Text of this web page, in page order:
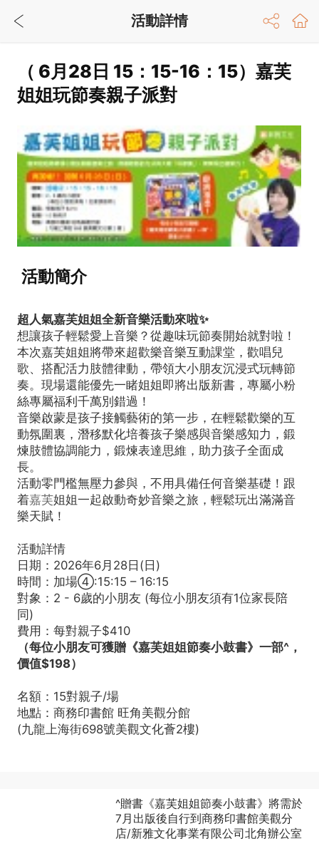
（ 6月28日 15：15-16：15）嘉芙
姐姐玩節奏親子派對
活動簡介
超人氣嘉芙姐姐全新音樂活動來啦✨
想讓孩子輕鬆愛上音樂？從趣味玩節奏開始就對啦！
本次嘉芙姐姐將帶來超歡樂音樂互動課堂，歡唱兒
歌、搭配活力肢體律動，帶領大小朋友沉浸式玩轉節
奏。現場還能優先一睹姐姐即將出版新書，專屬小粉
絲專屬福利千萬別錯過！
音樂啟蒙是孩子接觸藝術的第一步，在輕鬆歡樂的互
動氛圍裏，潛移默化培養孩子樂感與音樂感知力，鍛
煉肢體協調能力，鍛煉表達思維，助力孩子全面成
長。
活動零門檻無壓力參與，不用具備任何音樂基礎！跟
着嘉芙姐姐一起啟動奇妙音樂之旅，輕鬆玩出滿滿音
樂天賦！
活動詳情
日期：2026年6月28日(日)
時間：加場④:15:15 – 16:15
對象：2 - 6歲的小朋友 (每位小朋友須有1位家長陪
同)
費用：每對親子$410
（每位小朋友可獲贈《嘉芙姐姐節奏小鼓書》一部^，
價值$198）
名額：15對親子/場
地點：商務印書館 旺角美觀分館
(九龍上海街698號美觀文化薈2樓)
^贈書《嘉芙姐姐節奏小鼓書》將需於
7月出版後自行到商務印書館美觀分
店/新雅文化事業有限公司北角辦公室
活動詳情